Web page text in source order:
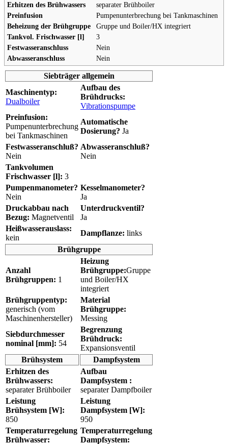
Erhitzen des Brühwassers
separater Brühboiler
Preinfusion
Pumpenunterbrechung bei Tankmaschinen
Beheizung der Brühgruppe
Gruppe und Boiler/HX integriert
Tankvol. Frischwasser [l]
3
Festwasseranschluss
Nein
Abwasseranschluss
Nein
Siebträger allgemein
Maschinentyp:
Dualboiler
Aufbau des
Brühdrucks:
Vibrationspumpe
Preinfusion:
Pumpenunterbrechung
bei Tankmaschinen
Automatische
Dosierung? Ja
Festwasseranschluß?
Nein
Abwasseranschluß?
Nein
Tankvolumen
Frischwasser [l]: 3
Pumpenmanometer?
Nein
Kesselmanometer?
Ja
Druckabbau nach
Bezug: Magnetventil
Unterdruckventil?
Ja
Heißwasserauslass:
kein
Dampflanze: links
Brühgruppe
Anzahl
Brühgruppen: 1
Heizung
Brühgruppe:Gruppe
und Boiler/HX
integriert
Brühgruppentyp:
generisch (vom
Maschinenhersteller)
Material
Brühgruppe:
Messing
Siebdurchmesser
nominal [mm]: 54
Begrenzung
Brühdruck:
Expansionsventil
Brühsystem
Dampfsystem
Erhitzen des
Brühwassers:
separater Brühboiler
Aufbau
Dampfsystem :
separater Dampfboiler
Leistung
Brühsystem [W]:
850
Leistung
Dampfsystem [W]:
950
Temperaturregelung
Brühwasser:
Temperaturregelung
Dampfsystem: